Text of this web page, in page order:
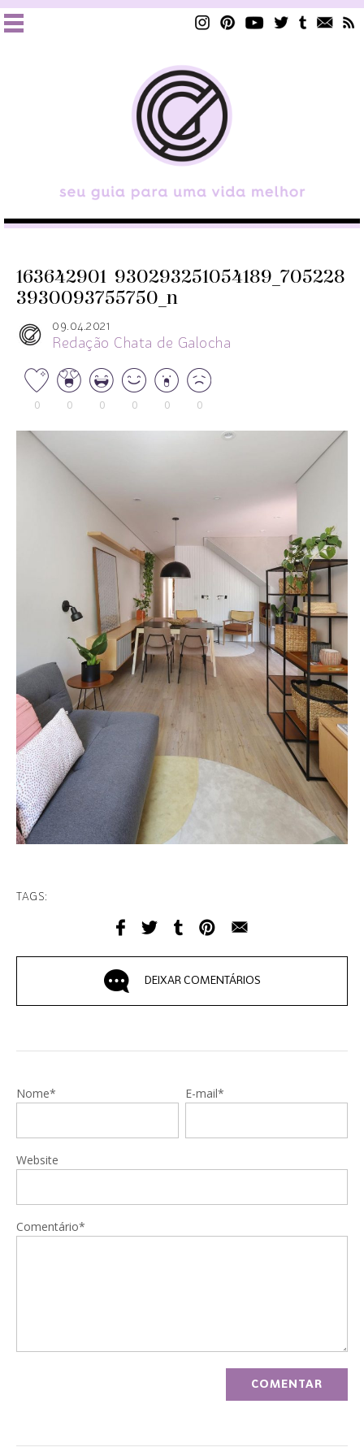
163642901_930293251054189_705228
3930093755750_n
09.04.2021
Redação Chata de Galocha
0 0 0 0 0 0
TAGS:
DEIXAR COMENTÁRIOS
Nome* E-mail*
Website
Comentário*